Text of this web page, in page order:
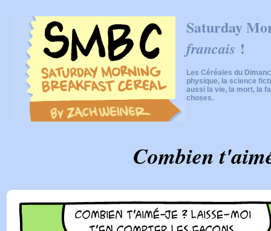
Saturday
francais !
Les Céréales du
physique, la science
aussi la vie, la mort, la
choses.
Combien